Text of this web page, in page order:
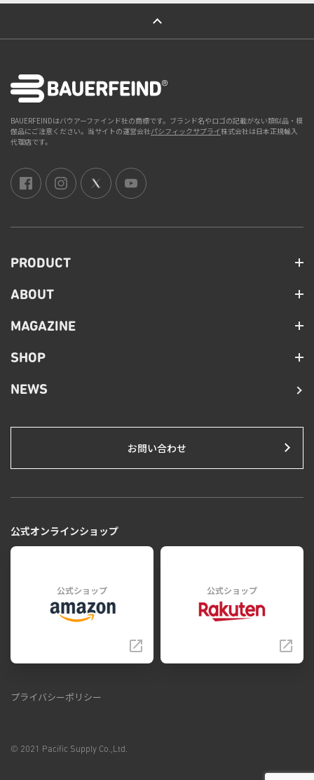
ページトップへ
BAUERFEINDはバウアーファインド社の商標です。ブランド名やロゴの記載がない類似品・模
倣品にご注意ください。当サイトの運営会社パシフィックサプライ株式会社は日本正規輸入
代理店です。
PRODUCT
ABOUT
MAGAZINE
SHOP
NEWS
お問い合わせ
公式オンラインショップ
公式ショップ 公式ショップ
プライバシーポリシー
© 2021 Pacific Supply Co.,Ltd.